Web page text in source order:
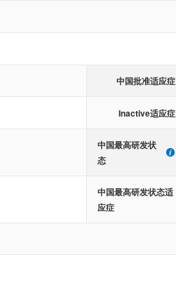
中国批准适应症
Inactive适应症
中国最高研发状
态
中国最高研发状态适
应症